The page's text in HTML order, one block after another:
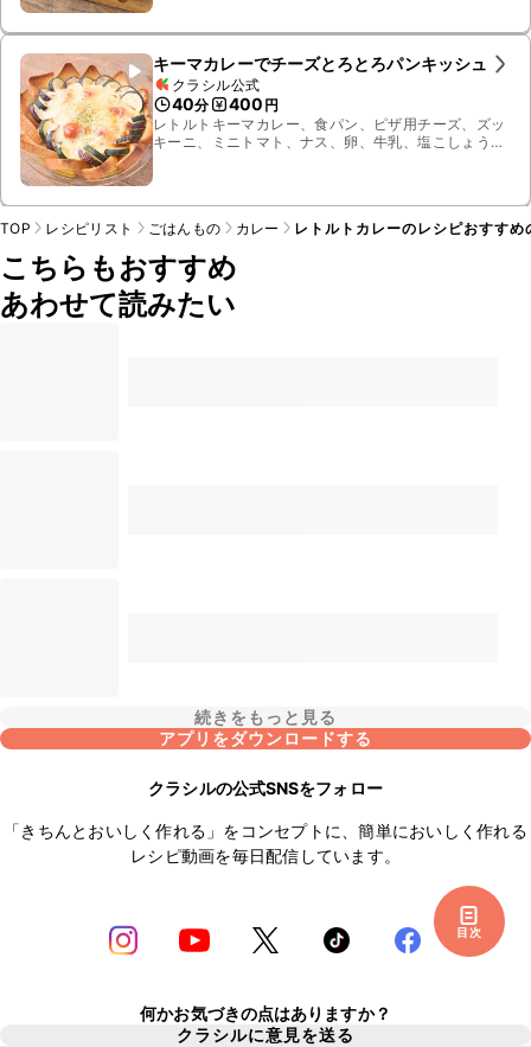
キーマカレーでチーズとろとろパンキッシュ
クラシル公式
40分 400 円
レトルトキーマカレー、食パン、ピザ用チーズ、ズッ
キーニ、ミニトマト、ナス、卵、牛乳、塩こしょう、
目次
TOP レシピリスト ごはんもの カレー レトルトカレーのレシピおすす
こちらもおすすめ
あわせて読みたい
続きをもっと見る
アプリをダウンロードする
クラシルの公式SNSをフォロー
「きちんとおいしく作れる」をコンセプトに、簡単においしく作れる
レシピ動画を毎日配信しています。
何かお気づきの点はありますか？
クラシルに意見を送る